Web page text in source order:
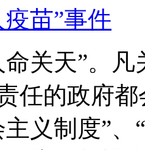
苗”事件
关天”。
任的政府
义制度”